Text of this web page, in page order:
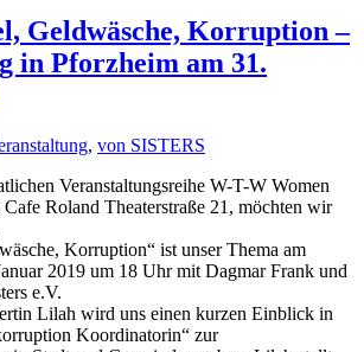
Geldwäsche, Korruption –
in Pforzheim am 31.
, von SISTERS
Veranstaltungsreihe W-T-W Women
Roland Theaterstraße 21, möchten wir
Korruption“ ist unser Thema am
2019 um 18 Uhr mit Dagmar Frank und
e.V.
Lilah wird uns einen kurzen Einblick in
Koordinatorin“ zur